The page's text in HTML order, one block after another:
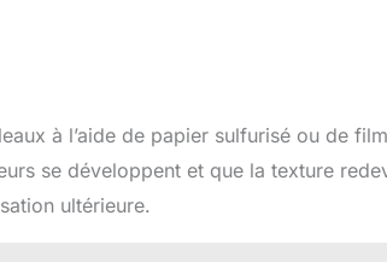
à l’aide de papier sulfurisé ou de
se développent et que la texture
ultérieure.